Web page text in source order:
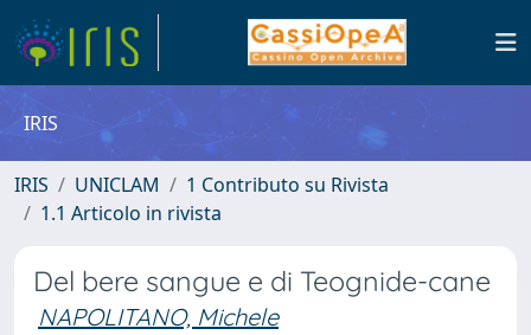
IRIS
IRIS UNICLAM
1 Contributo su Rivista
1.1 Articolo in rivista
Del bere sangue e di Teognide-cane
NAPOLITANO, Michele